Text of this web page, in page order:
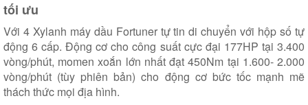
tối ưu
Với 4 Xylanh máy dầu Fortuner tự tin di chuyển với hộp số tự
động 6 cấp. Động cơ cho công suất cực đại 177HP tại 3.400
vòng/phút, momen xoắn lớn nhất đạt 450Nm tại 1.600- 2.000
vòng/phút (tùy phiên bản) cho động cơ bức tốc mạnh mẽ
thách thức mọi địa hình.